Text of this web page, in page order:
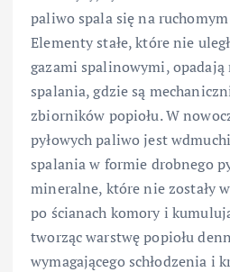
paliwo spala się na
Elementy stałe, które nie
gazami spalinowymi,
spalania, gdzie są
zbiorników popiołu. W
pyłowych paliwo jest
spalania w formie drobnego
mineralne, które nie zostały
po ścianach komory i
tworząc warstwę popiołu
wymagającego schłodzenia i